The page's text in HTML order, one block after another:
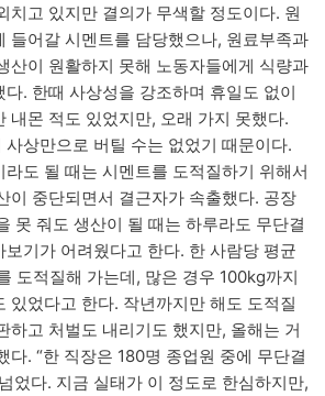
치고 있지만 결의가 무색할 정도이다. 원
들어갈 시멘트를 담당했으나, 원료부족과
산이 원활하지 못해 노동자들에게 식량과
. 한때 사상성을 강조하며 휴일도 없이
내몬 적도 있었지만, 오래 가지 못했다.
상만으로 버틸 수는 없었기 때문이다.
라도 될 때는 시멘트를 도적질하기 위해서
이 중단되면서 결근자가 속출했다. 공장
못 줘도 생산이 될 때는 하루라도 무단결
기가 어려웠다고 한다. 한 사람당 평균
도적질해 가는데, 많은 경우 100kg까지
있었다고 한다. 작년까지만 해도 도적질
하고 처벌도 내리기도 했지만, 올해는 거
다. “한 직장은 180명 종업원 중에 무단결
었다. 지금 실태가 이 정도로 한심하지만,